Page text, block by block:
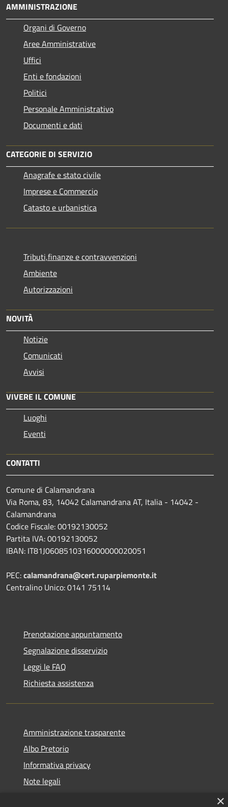
AMMINISTRAZIONE
Organi di Governo
Aree Amministrative
Uffici
Enti e fondazioni
Politici
Personale Amministrativo
Documenti e dati
CATEGORIE DI SERVIZIO
Anagrafe e stato civile
Imprese e Commercio
Catasto e urbanistica
Tributi,finanze e contravvenzioni
Ambiente
Autorizzazioni
NOVITÀ
Notizie
Comunicati
Avvisi
VIVERE IL COMUNE
Luoghi
Eventi
CONTATTI
Comune di Calamandrana
Via Roma, 83, 14042 Calamandrana AT, Italia - 14042 -
Calamandrana
Codice Fiscale: 00192130052
Partita IVA: 00192130052
IBAN: IT81J0608510316000000020051
PEC:calamandrana@cert.ruparpiemonte.it
Centralino Unico: 0141 75114
Prenotazione appuntamento
Segnalazione disservizio
Leggi le FAQ
Richiesta assistenza
Amministrazione trasparente
Albo Pretorio
Informativa privacy
Note legali
×